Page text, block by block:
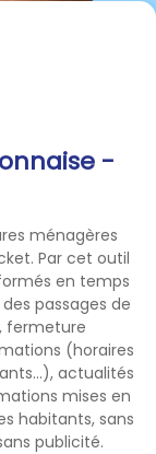
-
ménagères
Par cet outil
en temps
passages de
fermeture
(horaires
actualités
mises en
habitants, sans
publicité.